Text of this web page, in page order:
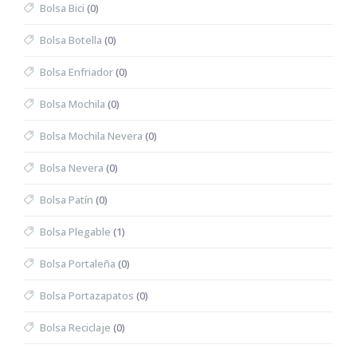
Bolsa Bici (0)
Bolsa Botella (0)
Bolsa Enfriador(0)
Bolsa Mochila (0)
Bolsa Mochila Nevera (0)
Bolsa Nevera (0)
Bolsa Patín (0)
Bolsa Plegable (1)
Bolsa Portaleña (0)
Bolsa Portazapatos (0)
Bolsa Reciclaje (0)